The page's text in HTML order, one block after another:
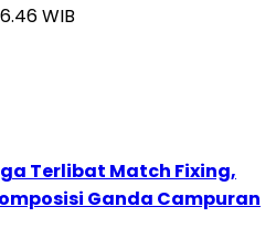
WIB
Terlibat Match Fixing,
Ganda Campuran